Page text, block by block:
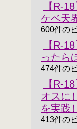
【R-
ケベ天
600件の
【R-
ったら
474件の
【R-
オスに
を実践
413件の